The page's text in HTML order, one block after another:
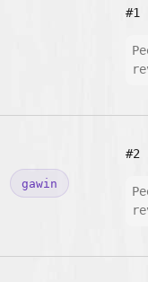
#1
gawin
#2